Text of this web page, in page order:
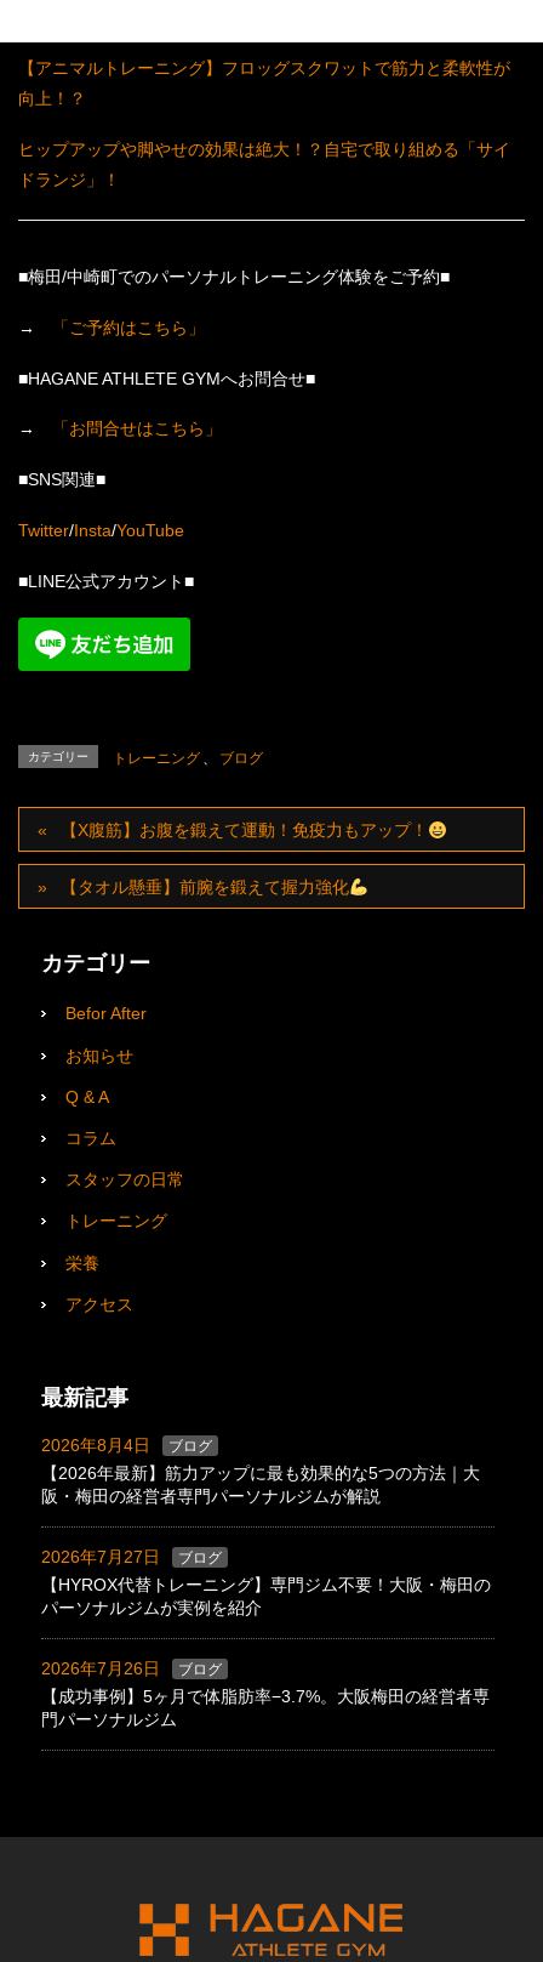
【アニマルトレーニング】フロッグスクワットで筋力と柔軟性が
向上！？
ヒップアップや脚やせの効果は絶大！？自宅で取り組める「サイ
ドランジ」！
■梅田/中崎町でのパーソナルトレーニング体験をご予約■
→ 「ご予約はこちら」
■HAGANE ATHLETE GYMへお問合せ■
→ 「お問合せはこちら」
■SNS関連■
Twitter/Insta/YouTube
■LINE公式アカウント■
カテゴリー トレーニング 、 ブログ
【X腹筋】お腹を鍛えて運動！免疫力もアップ！
【タオル懸垂】前腕を鍛えて握力強化
カテゴリー
Befor After
お知らせ
Q & A
コラム
スタッフの日常
トレーニング
栄養
アクセス
最新記事
2026年8月4日 ブログ
【2026年最新】筋力アップに最も効果的な5つの方法｜大
阪・梅田の経営者専門パーソナルジムが解説
2026年7月27日 ブログ
【HYROX代替トレーニング】専門ジム不要！大阪・梅田の
パーソナルジムが実例を紹介
2026年7月26日 ブログ
【成功事例】5ヶ月で体脂肪率−3.7%。大阪梅田の経営者専
門パーソナルジム